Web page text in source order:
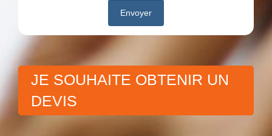
JE SOUHAITE OBTENIR UN
DEVIS